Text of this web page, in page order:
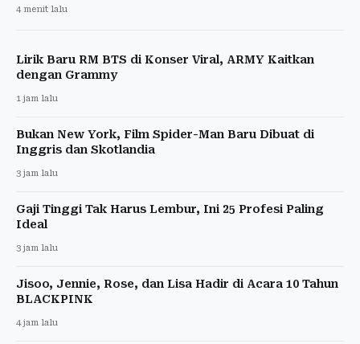
4 menit lalu
Lirik Baru RM BTS di Konser Viral, ARMY Kaitkan
dengan Grammy
1 jam lalu
Bukan New York, Film Spider-Man Baru Dibuat di
Inggris dan Skotlandia
3 jam lalu
Gaji Tinggi Tak Harus Lembur, Ini 25 Profesi Paling
Ideal
3 jam lalu
Jisoo, Jennie, Rose, dan Lisa Hadir di Acara 10 Tahun
BLACKPINK
4 jam lalu